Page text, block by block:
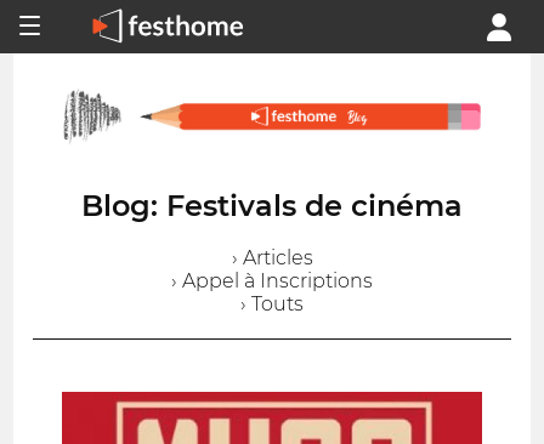
Blog: Festivals de cinéma
› Articles
› Appel à Inscriptions
› Touts